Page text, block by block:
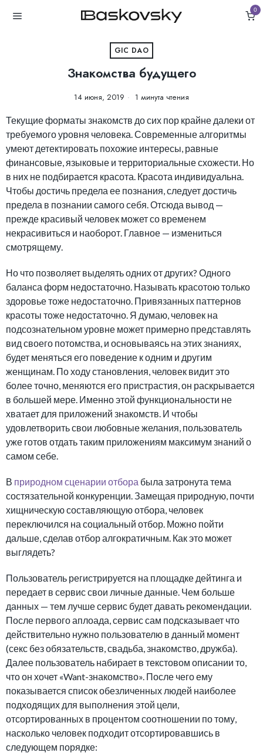
0
GIC DAO
Знакомства будущего
14 июня, 2019 1 минута чтения
Текущие форматы знакомств до сих пор крайне далеки от
требуемого уровня человека. Современные алгоритмы
умеют детектировать похожие интересы, равные
финансовые, языковые и территориальные схожести. Но
в них не подбирается красота. Красота индивидуальна.
Чтобы достичь предела ее познания, следует достичь
предела в познании самого себя. Отсюда вывод —
прежде красивый человек может со временем
некрасивиться и наоборот. Главное — измениться
смотрящему.
Но что позволяет выделять одних от других? Одного
баланса форм недостаточно. Называть красотою только
здоровье тоже недостаточно. Привязанных паттернов
красоты тоже недостаточно. Я думаю, человек на
подсознательном уровне может примерно представлять
вид своего потомства, и основываясь на этих знаниях,
будет меняться его поведение к одним и другим
женщинам. По ходу становления, человек видит это
более точно, меняются его пристрастия, он раскрывается
в большей мере. Именно этой функциональности не
хватает для приложений знакомств. И чтобы
удовлетворить свои любовные желания, пользователь
уже готов отдать таким приложениям максимум знаний о
самом себе.
В природном сценарии отбора была затронута тема
состязательной конкуренции. Замещая природную, почти
хищническую составляющую отбора, человек
переключился на социальный отбор. Можно пойти
дальше, сделав отбор алгократичным. Как это может
выглядеть?
Пользователь регистрируется на площадке дейтинга и
передает в сервис свои личные данные. Чем больше
данных — тем лучше сервис будет давать рекомендации.
После первого аплоада, сервис сам подсказывает что
действительно нужно пользователю в данный момент
(секс без обязательств, свадьба, знакомство, дружба).
Далее пользователь набирает в текстовом описании то,
что он хочет «Want-знакомство». После чего ему
показывается список обезличенных людей наиболее
подходящих для выполнения этой цели,
отсортированных в процентом соотношении по тому,
насколько человек подходит отсортировавшись в
следующем порядке: